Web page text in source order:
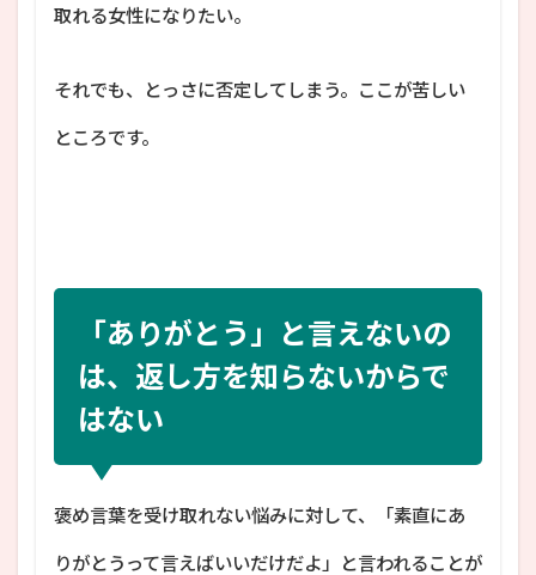
取れる女性になりたい。
それでも、とっさに否定してしまう。ここが苦しい
ところです。
「ありがとう」と言えないの
は、返し方を知らないからで
はない
褒め言葉を受け取れない悩みに対して、「素直にあ
りがとうって言えばいいだけだよ」と言われることが